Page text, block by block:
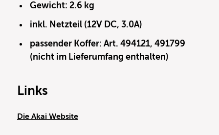
Gewicht: 2.6 kg
inkl. Netzteil (12V DC, 3.0A)
passender Koffer: Art. 494121, 491799
(nicht im Lieferumfang enthalten)
Links
Die Akai Website